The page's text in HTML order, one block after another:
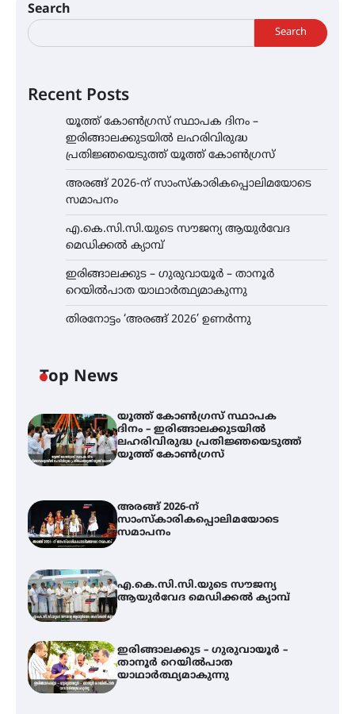
Search
Search
Recent Posts
യൂത്ത് കോൺഗ്രസ്‌ സ്ഥാപക ദിനം –
ഇരിങ്ങാലക്കുടയിൽ ലഹരിവിരുദ്ധ
പ്രതിജ്ഞയെടുത്ത് യൂത്ത് കോൺഗ്രസ്
അരങ്ങ് 2026-ന് സാംസ്കാരികപ്പൊലിമയോടെ
സമാപനം
എ.കെ.സി.സി.യുടെ സൗജന്യ ആയുർവേദ
മെഡിക്കൽ ക്യാമ്പ്
ഇരിങ്ങാലക്കുട – ഗുരുവായൂർ – താനൂർ
റെയിൽപാത യാഥാർത്ഥ്യമാകുന്നു
തിരനോട്ടം ‘അരങ്ങ് 2026’ ഉണർന്നു
Top News
യൂത്ത് കോൺഗ്രസ്‌ സ്ഥാപക
ദിനം – ഇരിങ്ങാലക്കുടയിൽ
ലഹരിവിരുദ്ധ പ്രതിജ്ഞയെടുത്ത്
യൂത്ത് കോൺഗ്രസ്
അരങ്ങ് 2026-ന്
സാംസ്കാരികപ്പൊലിമയോടെ
സമാപനം
എ.കെ.സി.സി.യുടെ സൗജന്യ
ആയുർവേദ മെഡിക്കൽ ക്യാമ്പ്
ഇരിങ്ങാലക്കുട – ഗുരുവായൂർ –
താനൂർ റെയിൽപാത
യാഥാർത്ഥ്യമാകുന്നു